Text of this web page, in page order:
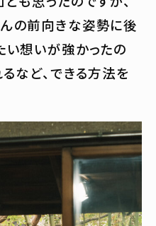
の前向きな姿勢に後
い想いが強かったの
など、できる方法を